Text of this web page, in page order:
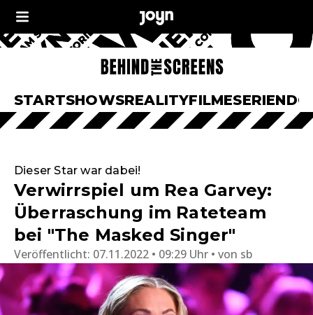
STARTSHOWSREALITYFILMESERIEN
Dieser Star war dabei!
Verwirrspiel um Rea Garvey:
Überraschung im Rateteam
bei "The Masked Singer"
Veröffentlicht: 07.11.2022 • 09:29 Uhr von sb